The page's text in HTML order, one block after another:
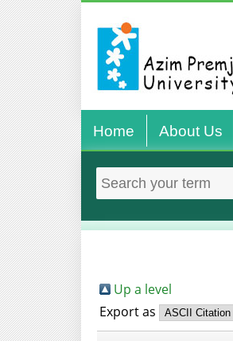
Home About Us
Up a level
Export as